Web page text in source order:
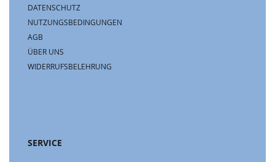
DATENSCHUTZ
NUTZUNGSBEDINGUNGEN
AGB
ÜBER UNS
WIDERRUFSBELEHRUNG
SERVICE